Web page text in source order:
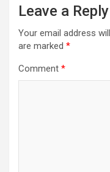
Leave a Reply
Your email address
are marked *
Comment *